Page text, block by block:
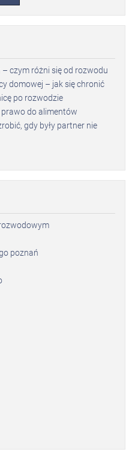
czym różni się od rozwodu
domowej – jak się chronić
po rozwodzie
prawo do alimentów
gdy były partner nie
poznań